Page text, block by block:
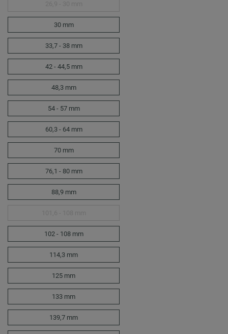
30 mm
33,7 - 38 mm
42 - 44,5 mm
48,3 mm
54 - 57 mm
60,3 - 64 mm
70 mm
76,1 - 80 mm
88,9 mm
102 - 108 mm
114,3 mm
125 mm
133 mm
139,7 mm